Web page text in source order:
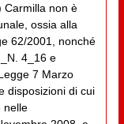
Carmilla non è
ossia alla
62/2001, nonché
4_16 e
7 Marzo
disposizioni di cui
nelle